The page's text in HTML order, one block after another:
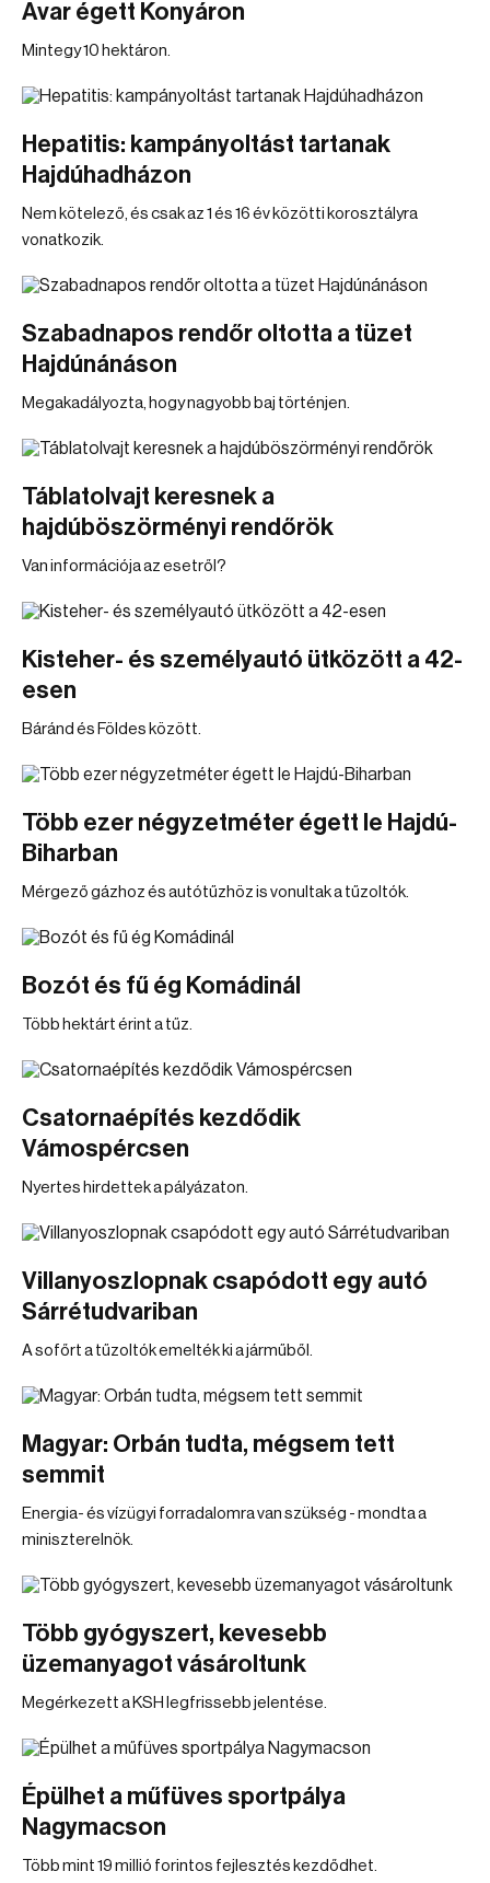
Avar égett Konyáron
Mintegy 10 hektáron.
Hepatitis: kampányoltást tartanak
Hajdúhadházon
Nem kötelező, és csak az 1 és 16 év közötti korosztályra
vonatkozik.
Szabadnapos rendőr oltotta a tüzet
Hajdúnánáson
Megakadályozta, hogy nagyobb baj történjen.
Táblatolvajt keresnek a
hajdúböszörményi rendőrök
Van információja az esetről?
Kisteher- és személyautó ütközött a 42-
esen
Báránd és Földes között.
Több ezer négyzetméter égett le Hajdú-
Biharban
Mérgező gázhoz és autótűzhöz is vonultak a tűzoltók.
Bozót és fű ég Komádinál
Több hektárt érint a tűz.
Csatornaépítés kezdődik
Vámospércsen
Nyertes hirdettek a pályázaton.
Villanyoszlopnak csapódott egy autó
Sárrétudvariban
A sofőrt a tűzoltók emelték ki a járműből.
Magyar: Orbán tudta, mégsem tett
semmit
Energia- és vízügyi forradalomra van szükség - mondta a
miniszterelnök.
Több gyógyszert, kevesebb
üzemanyagot vásároltunk
Megérkezett a KSH legfrissebb jelentése.
Épülhet a műfüves sportpálya
Nagymacson
Több mint 19 millió forintos fejlesztés kezdődhet.